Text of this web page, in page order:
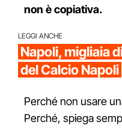
non è copiativa.
LEGGI ANCHE
Napoli, migliaia
del Calcio Napoli
Perché non usare
Perché, spiega